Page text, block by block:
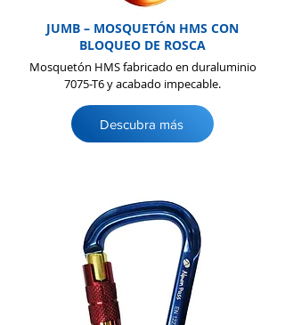
JUMB – MOSQUETÓN HMS CON
BLOQUEO DE ROSCA
Mosquetón HMS fabricado en duraluminio
7075-T6 y acabado impecable.
Descubra más